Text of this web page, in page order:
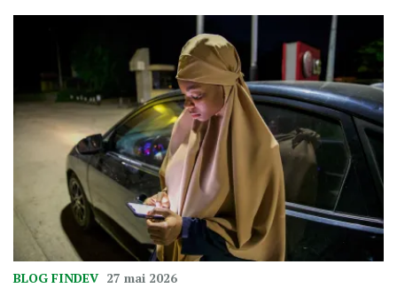
BLOG FINDEV 27 mai 2026